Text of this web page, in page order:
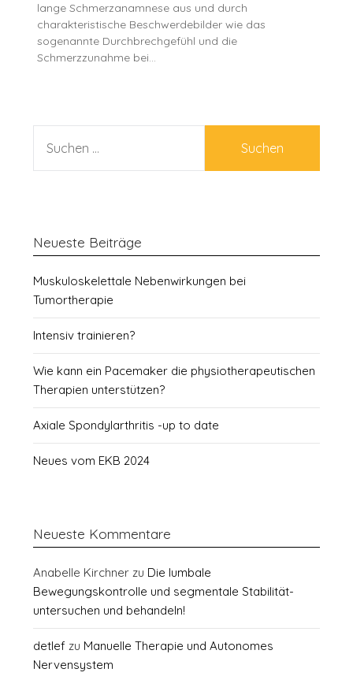
lange Schmerzanamnese aus und durch
charakteristische Beschwerdebilder wie das
sogenannte Durchbrechgefühl und die
Schmerzzunahme bei…
NACH:
Neueste Beiträge
Muskuloskelettale Nebenwirkungen bei
Tumortherapie
Intensiv trainieren?
Wie kann ein Pacemaker die physiotherapeutischen
Therapien unterstützen?
Axiale Spondylarthritis -up to date
Neues vom EKB 2024
Neueste Kommentare
Anabelle Kirchner zu Die lumbale
Bewegungskontrolle und segmentale Stabilität-
untersuchen und behandeln!
detlef zu Manuelle Therapie und Autonomes
Nervensystem